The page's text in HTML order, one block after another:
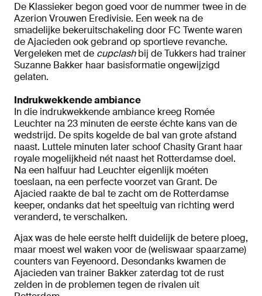
De Klassieker begon goed voor de nummer twee in de
Azerion Vrouwen Eredivisie. Een week na de
smadelijke bekeruitschakeling door FC Twente waren
de Ajacieden ook gebrand op sportieve revanche.
Vergeleken met de cupclashbij de Tukkers had trainer
Suzanne Bakker haar basisformatie ongewijzigd
gelaten.
Indrukwekkende ambiance
In die indrukwekkende ambiance kreeg Romée
Leuchter na 23 minuten de eerste échte kans van de
wedstrijd. De spits kogelde de bal van grote afstand
naast. Luttele minuten later schoof Chasity Grant haar
royale mogelijkheid nét naast het Rotterdamse doel.
Na een halfuur had Leuchter eigenlijk moéten
toeslaan, na een perfecte voorzet van Grant. De
Ajacied raakte de bal te zacht om de Rotterdamse
keeper, ondanks dat het speeltuig van richting werd
veranderd, te verschalken.
Ajax was de hele eerste helft duidelijk de betere ploeg,
maar moest wel waken voor de (weliswaar spaarzame)
counters van Feyenoord. Desondanks kwamen de
Ajacieden van trainer Bakker zaterdag tot de rust
zelden in de problemen tegen de rivalen uit